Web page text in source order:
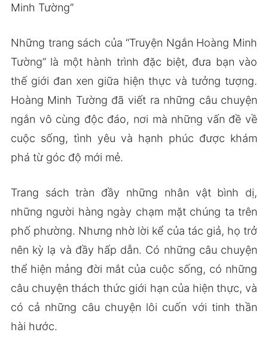
Minh Tường”
Những trang sách của “Truyện Ngắn Hoàng Minh
Tường” là một hành trình đặc biệt, đưa bạn vào
thế giới đan xen giữa hiện thực và tưởng tượng.
Hoàng Minh Tường đã viết ra những câu chuyện
ngắn vô cùng độc đáo, nơi mà những vấn đề về
cuộc sống, tình yêu và hạnh phúc được khám
phá từ góc độ mới mẻ.
Trang sách tràn đầy những nhân vật bình dị,
những người hàng ngày chạm mặt chúng ta trên
phố phường. Nhưng nhờ lời kể của tác giả, họ trở
nên kỳ lạ và đầy hấp dẫn. Có những câu chuyện
thể hiện mảng đời mắt của cuộc sống, có những
câu chuyện thách thức giới hạn của hiện thực, và
có cả những câu chuyện lôi cuốn với tinh thần
hài hước.